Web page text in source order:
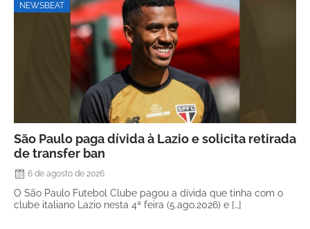
NEWSBEAT
São Paulo paga dívida à Lazio e solicita retirada
de transfer ban
6 de agosto de 2026
O São Paulo Futebol Clube pagou a dívida que tinha com o
clube italiano Lazio nesta 4ª feira (5.ago.2026) e […]